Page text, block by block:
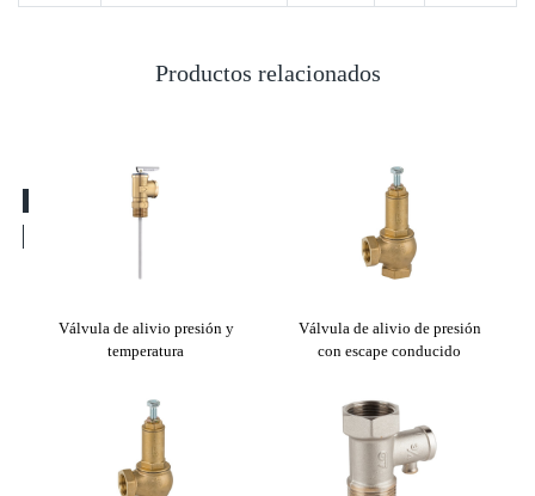
Productos relacionados
Válvula de alivio presión y
temperatura
Válvula de alivio de presión
con escape conducido